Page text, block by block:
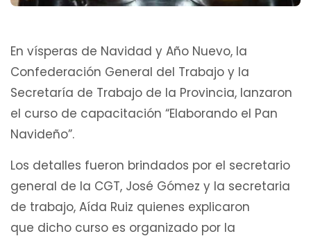
En vísperas de Navidad y Año Nuevo, la
Confederación General del Trabajo y la
Secretaría de Trabajo de la Provincia, lanzaron
el curso de capacitación “Elaborando el Pan
Navideño”.
Los detalles fueron brindados por el secretario
general de la CGT, José Gómez y la secretaria
de trabajo, Aída Ruiz quienes explicaron
que dicho curso es organizado por la